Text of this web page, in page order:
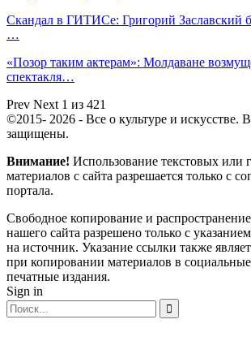
Скандал в ГИТИСе: Григорий Заславский
…
«Позор таким актерам»: Молдаване
спектакля…
Prev Next 1 из 421
©2015- 2026 - Все о культуре и искусстве.
защищены.
Внимание! Использование текстовых или
материалов с сайта разрешается только c
портала.
Свободное копирование и
нашего сайта разрешено только с
на источник. Указание ссылки также
при копировании материалов в
печатные издания.
Sign in